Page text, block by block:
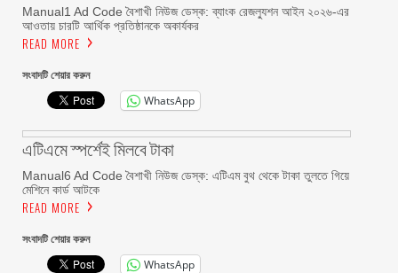
Manual1 Ad Code বৈশাখী নিউজ ডেস্ক: ব্যাংক রেজল্যুশন আইন ২০২৬-এর
আওতায় চারটি আর্থিক প্রতিষ্ঠানকে অকার্যকর
READ MORE
সংবাদটি শেয়ার করুন
WhatsApp
এটিএমে স্পর্শেই মিলবে টাকা
Manual6 Ad Code বৈশাখী নিউজ ডেস্ক: এটিএম বুথ থেকে টাকা তুলতে গিয়ে
মেশিনে কার্ড আটকে
READ MORE
সংবাদটি শেয়ার করুন
WhatsApp